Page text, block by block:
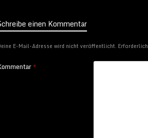
einen Kommentar
E-Mail-Adresse wird nicht veröffentlicht.
*